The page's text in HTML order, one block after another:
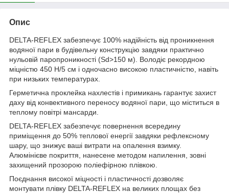
Опис
DELTA-REFLEX забезпечує 100% надійність від проникнення
водяної пари в будівельну конструкцію завдяки практично
нульовій паропроникності (Sd>150 м). Володіє рекордною
міцністю 450 Н/5 см і одночасно високою пластичністю, навіть
при низьких температурах.
Герметична проклейка нахлестів і примикань гарантує захист
даху від конвективного переносу водяної пари, що міститься в
теплому повітрі мансарди.
DELTA-REFLEX забезпечує повернення всередину
приміщення до 50% теплової енергії завдяки рефлексному
шару, що знижує ваші витрати на опалення взимку.
Алюмінієве покриття, нанесене методом напилення, зовні
захищений прозорою поліефірною плівкою.
Поєднання високої міцності і пластичності дозволяє
монтувати плівку DELTA-REFLEX на великих площах без